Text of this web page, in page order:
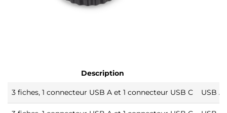
Description
3 fiches, 1 connecteur USB A et 1 connecteur USB C USB